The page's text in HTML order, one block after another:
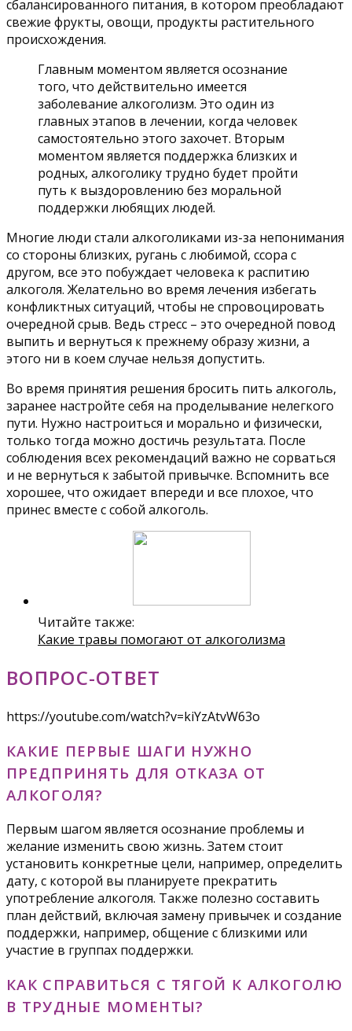
сбалансированного питания, в котором преобладают
свежие фрукты, овощи, продукты растительного
происхождения.
Главным моментом является осознание
того, что действительно имеется
заболевание алкоголизм. Это один из
главных этапов в лечении, когда человек
самостоятельно этого захочет. Вторым
моментом является поддержка близких и
родных, алкоголику трудно будет пройти
путь к выздоровлению без моральной
поддержки любящих людей.
Многие люди стали алкоголиками из-за непонимания
со стороны близких, ругань с любимой, ссора с
другом, все это побуждает человека к распитию
алкоголя. Желательно во время лечения избегать
конфликтных ситуаций, чтобы не спровоцировать
очередной срыв. Ведь стресс – это очередной повод
выпить и вернуться к прежнему образу жизни, а
этого ни в коем случае нельзя допустить.
Во время принятия решения бросить пить алкоголь,
заранее настройте себя на проделывание нелегкого
пути. Нужно настроиться и морально и физически,
только тогда можно достичь результата. После
соблюдения всех рекомендаций важно не сорваться
и не вернуться к забытой привычке. Вспомнить все
хорошее, что ожидает впереди и все плохое, что
принес вместе с собой алкоголь.
Читайте также:
Какие травы помогают от алкоголизма
ВОПРОС-ОТВЕТ
https://youtube.com/watch?v=kiYzAtvW63o
КАКИЕ ПЕРВЫЕ ШАГИ НУЖНО
ПРЕДПРИНЯТЬ ДЛЯ ОТКАЗА ОТ
АЛКОГОЛЯ?
Первым шагом является осознание проблемы и
желание изменить свою жизнь. Затем стоит
установить конкретные цели, например, определить
дату, с которой вы планируете прекратить
употребление алкоголя. Также полезно составить
план действий, включая замену привычек и создание
поддержки, например, общение с близкими или
участие в группах поддержки.
КАК СПРАВИТЬСЯ С ТЯГОЙ К АЛКОГОЛЮ
В ТРУДНЫЕ МОМЕНТЫ?